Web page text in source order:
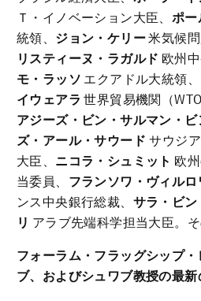
Ｔ・イノベーション大臣、 ポー
統領、 ジョン・ケリー米気候
リスティーヌ・ラガルド 欧州
モ・ラッソ エクアドル大統領、
イウェアラ世界貿易機関（
アジーズ・ビン・サルマン・
ズ・アール・サウード サウジ
大臣、 ニコラ・シュミット 欧
当委員、 フランソワ・ヴィル
ンス中央銀行総裁、 サラ・ビン
リ アラブ先端科学担当大臣。
フォーラム・フラッグシップ
ブ、およびシュワブ教授の最